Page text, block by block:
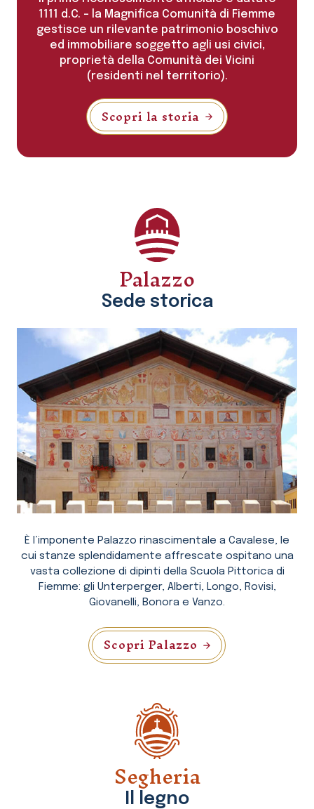
1111 d.C. – la Magnifica Comunità di Fiemme
gestisce un rilevante patrimonio boschivo
ed immobiliare soggetto agli usi civici,
proprietà della Comunità dei Vicini
(residenti nel territorio).
Scopri la storia
È l’imponente Palazzo rinascimentale a Cavalese, le
cui stanze splendidamente affrescate ospitano una
vasta collezione di dipinti della Scuola Pittorica di
Fiemme: gli Unterperger, Alberti, Longo, Rovisi,
Giovanelli, Bonora e Vanzo.
Scopri Palazzo
Palazzo
Sede storica
Segheria
Il legno